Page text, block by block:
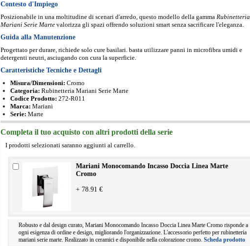
Contesto d'Impiego
Posizionabile in una moltitudine di scenari d'arredo, questo modello della gamma Rubinetteria
Mariani Serie Marte valorizza gli spazi offrendo soluzioni smart senza sacrificare l'eleganza.
Guida alla Manutenzione
Progettato per durare, richiede solo cure basilari. basta utilizzare panni in microfibra umidi e
detergenti neutri, asciugando con cura la superficie.
Caratteristiche Tecniche e Dettagli
Misura/Dimensioni: Cromo
Categoria: Rubinetteria Mariani Serie Marte
Codice Prodotto: 272-R011
Marca: Mariani
Serie: Marte
Completa il tuo acquisto con altri prodotti della serie
I prodotti selezionati saranno aggiunti al carrello.
Mariani Monocomando Incasso Doccia Linea Marte
Cromo
+ 78.91 €
Robusto e dal design curato, Mariani Monocomando Incasso Doccia Linea Marte Cromo risponde a
ogni esigenza di ordine e design, migliorando l'organizzazione. L'accessorio perfetto per rubinetteria
mariani serie marte. Realizzato in ceramici e disponibile nella colorazione cromo. Scheda prodotto